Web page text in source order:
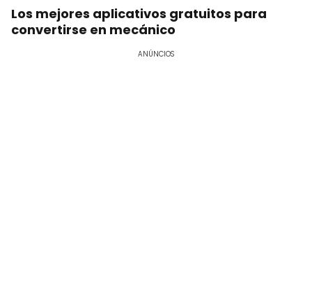
Los mejores aplicativos gratuitos para
convertirse en mecánico
ANÚNCIOS